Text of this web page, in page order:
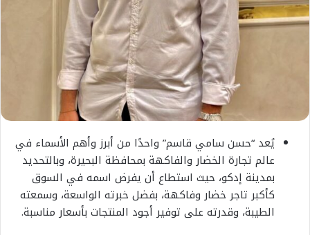
يُعد “حسن سامي قاسم” واحدًا من أبرز وأهم الأسماء في
عالم تجارة الخضار والفاكهة بمحافظة البحيرة، وبالتحديد
بمدينة إدكو، حيث استطاع أن يفرض اسمه في السوق
كأكبر تاجر خضار وفاكهة، بفضل خبرته الواسعة، وسمعته
الطيبة، وقدرته على توفير أجود المنتجات بأسعار مناسبة.